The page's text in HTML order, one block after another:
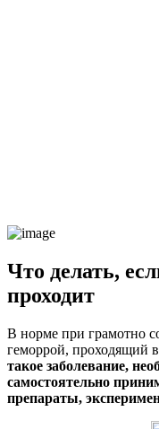
Что делать,
проходит
В норме при грамотно
геморрой, проходящий
такое заболевание,
самостоятельно
препараты,